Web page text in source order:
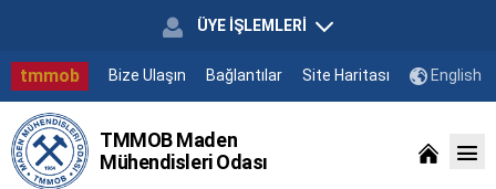
ÜYE İŞLEMLERİ
tmmob Bize Ulaşın Bağlantılar Site Haritası English
TMMOB Maden
Mühendisleri Odası